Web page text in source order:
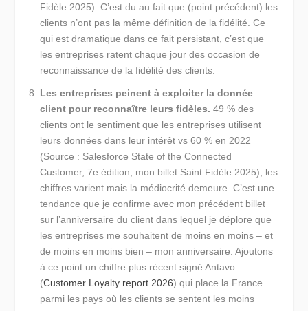
Fidèle 2025). C’est du au fait que (point précédent) les
clients n’ont pas la même définition de la fidélité. Ce
qui est dramatique dans ce fait persistant, c’est que
les entreprises ratent chaque jour des occasion de
reconnaissance de la fidélité des clients.
Les entreprises peinent à exploiter la donnée
client pour reconnaître leurs fidèles. 49 % des
clients ont le sentiment que les entreprises utilisent
leurs données dans leur intérêt vs 60 % en 2022
(Source : Salesforce State of the Connected
Customer, 7e édition, mon billet Saint Fidèle 2025), les
chiffres varient mais la médiocrité demeure. C’est une
tendance que je confirme avec mon précédent billet
sur l’anniversaire du client dans lequel je déplore que
les entreprises me souhaitent de moins en moins – et
de moins en moins bien – mon anniversaire. Ajoutons
à ce point un chiffre plus récent signé Antavo
(Customer Loyalty report 2026) qui place la France
parmi les pays où les clients se sentent les moins